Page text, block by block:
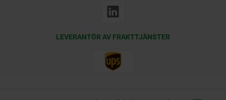
LEVERANTÖR AV FRAKTTJÄNSTER